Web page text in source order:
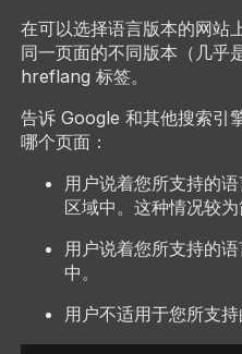
在可以选择语言版本的网站
同一页面的不同版本（几乎
hreflang 标签。
告诉 Google 和其他搜索引
哪个页面：
用户说着您所支持的
区域中。这种情况较为
用户说着您所支持的
中。
用户不适用于您所支